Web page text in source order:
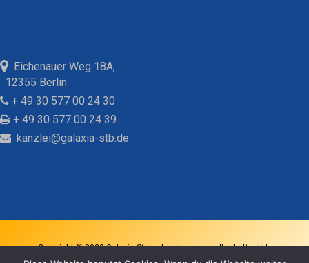
Eichenauer Weg 18A,
12355 Berlin
+ 49 30 577 00 24 30
+ 49 30 577 00 24 39
kanzlei@galaxia-stb.de
Copyright © 2022 Galaxia Steuerberatungsgesellschaft mbH -